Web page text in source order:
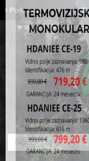
Podrobno
Vaša košarica je še